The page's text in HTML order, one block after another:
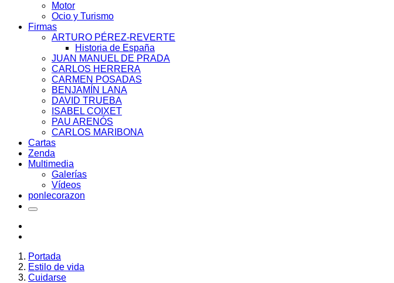
Motor
Ocio y Turismo
Firmas
ARTURO PÉREZ-REVERTE
Historia de España
JUAN MANUEL DE PRADA
CARLOS HERRERA
CARMEN POSADAS
BENJAMÍN LANA
DAVID TRUEBA
ISABEL COIXET
PAU ARENÓS
CARLOS MARIBONA
Cartas
Zenda
Multimedia
Galerías
Vídeos
ponlecorazon
Portada
Estilo de vida
Cuidarse